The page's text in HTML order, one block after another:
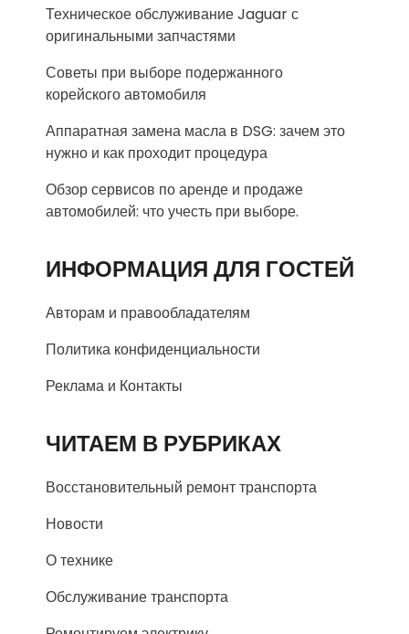
Техническое обслуживание Jaguar с
оригинальными запчастями
Советы при выборе подержанного
корейского автомобиля
Аппаратная замена масла в DSG: зачем это
нужно и как проходит процедура
Обзор сервисов по аренде и продаже
автомобилей: что учесть при выборе.
ИНФОРМАЦИЯ ДЛЯ ГОСТЕЙ
Авторам и правообладателям
Политика конфиденциальности
Реклама и Контакты
ЧИТАЕМ В РУБРИКАХ
Восстановительный ремонт транспорта
Новости
О технике
Обслуживание транспорта